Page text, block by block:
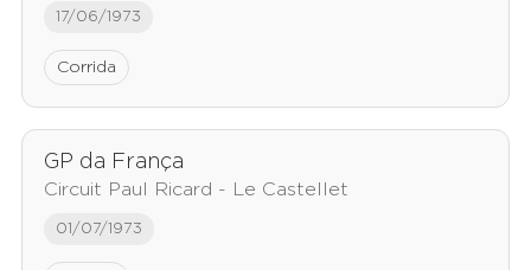
17/06/1973
Corrida
GP da França
Circuit Paul Ricard - Le Castellet
01/07/1973